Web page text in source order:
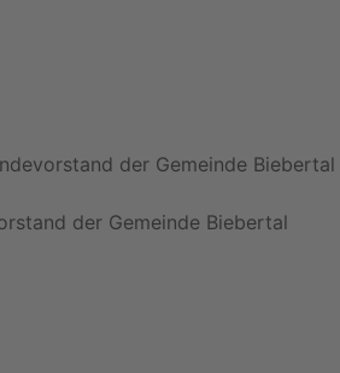
der Gemeinde Biebertal
der Gemeinde Biebertal